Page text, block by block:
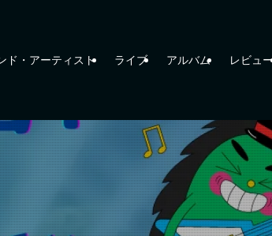
ド・アーティスト ライブ アルバム レビュ